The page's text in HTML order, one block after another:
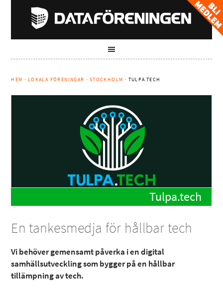
HEM · LOKALA FÖRENINGAR · STOCKHOLM · TULPA.TECH
Tulpa.tech
En tankesmedja för hållbar tech
Vi behöver gemensamt påverka i en digital
samhällsutveckling som bygger på en hållbar
tillämpning av tech.